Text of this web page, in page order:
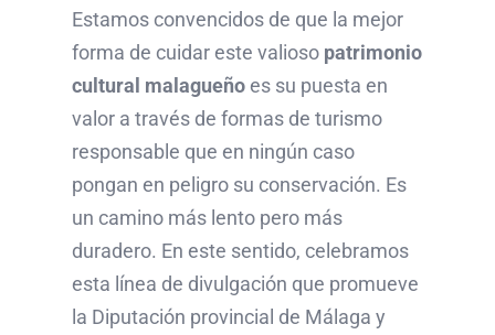
Estamos convencidos de que la mejor
forma de cuidar este valioso patrimonio
cultural malagueñoes su puesta en
valor a través de formas de turismo
responsable que en ningún caso
pongan en peligro su conservación. Es
un camino más lento pero más
duradero. En este sentido, celebramos
esta línea de divulgación que promueve
la Diputación provincial de Málaga y